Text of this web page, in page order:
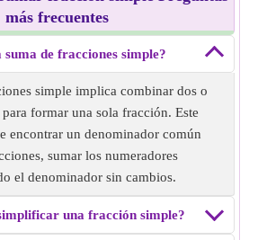
tienen denominadores
denominador sea el mismo
los denominadores. es decir, 30/18 y
es decir, 30/18 22/18 = 26/9
simples de 10/6 + 11/9= 26/9.
la suma de fracciones simples de
tienen denominadores
15
4
más frecuentes
suma de fracciones simple?
simple implica combinar dos o
formar una sola fracción. Este
encontrar un denominador común
sumar los numeradores
el denominador sin cambios.
una fracción simple?